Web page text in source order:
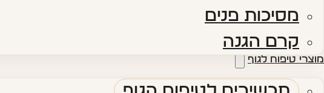
מסיכות פנים
קרם הגנה
מוצרי טיפוח לגוף